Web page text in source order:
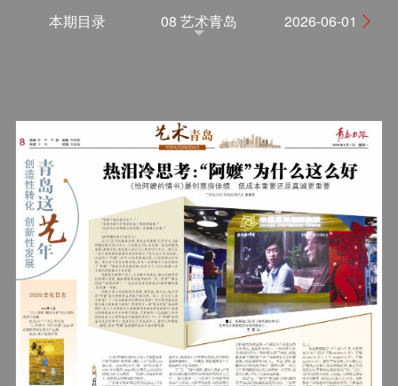
本期目录 08 艺术青岛 2026-06-01